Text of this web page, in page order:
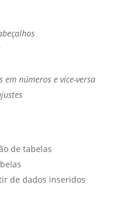
em números e vice-versa
de tabelas
de dados inseridos